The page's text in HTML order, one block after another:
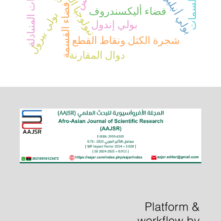
فضاء أليكسندروف فضاء القسمة شجرة الكتل ونقاط القطع
بولي أنيلين بولي بيرول بولي إندول
دوال المقارنة